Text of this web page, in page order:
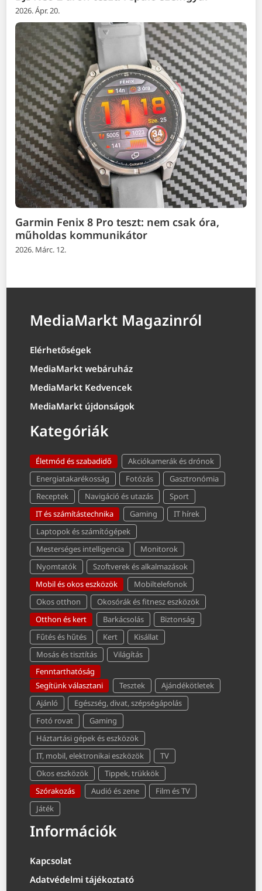
2026. Ápr. 20.
Garmin Fenix 8 Pro teszt: nem csak óra,
műholdas kommunikátor
2026. Márc. 12.
MediaMarkt Magazinról
Elérhetőségek
MediaMarkt webáruház
MediaMarkt Kedvencek
MediaMarkt újdonságok
Kategóriák
Életmód és szabadidő
Akciókamerák és drónok
Energiatakarékosság
Fotózás
Gasztronómia
Receptek
Navigáció és utazás
Sport
IT és számítástechnika
Gaming
IT hírek
Laptopok és számítógépek
Mesterséges intelligencia
Monitorok
Nyomtatók
Szoftverek és alkalmazások
Mobil és okos eszközök
Mobiltelefonok
Okos otthon
Okosórák és fitnesz eszközök
Otthon és kert
Barkácsolás
Biztonság
Fűtés és hűtés
Kert
Kisállat
Mosás és tisztítás
Világítás
Fenntarthatóság
Segítünk választani
Tesztek
Ajándékötletek
Ajánló
Egészség, divat, szépségápolás
Fotó rovat
Gaming
Háztartási gépek és eszközök
IT, mobil, elektronikai eszközök
TV
Okos eszközök
Tippek, trükkök
Szórakozás
Audió és zene
Film és TV
Játék
Információk
Kapcsolat
Adatvédelmi tájékoztató